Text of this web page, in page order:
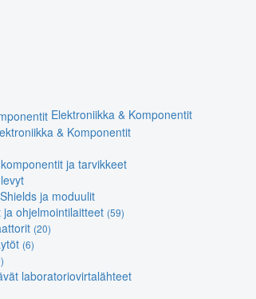
Elektroniikka & Komponentit
& Komponentit
ja tarvikkeet
ja moduulit
ohjelmointilaitteet (59)
(20)
(6)
laboratoriovirtalähteet